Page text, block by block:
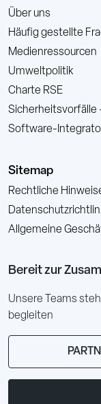
Über uns
Häufig gestellte
Medienressourcen
Umweltpolitik
Charte RSE
Sicherheitsvorfälle
Software-
Sitemap
Rechtliche
Allgemeine
Bereit zur
Unsere Teams
begleiten